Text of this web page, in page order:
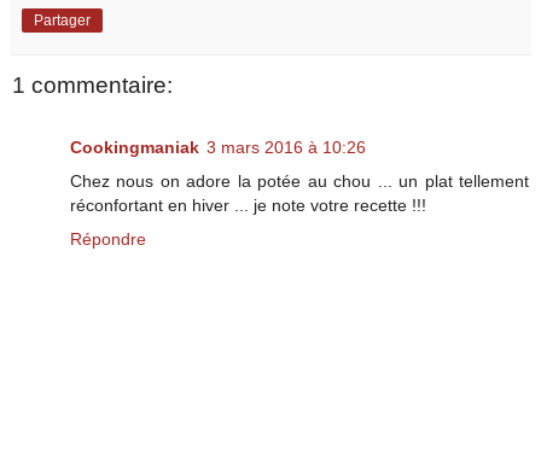
Partager
1 commentaire:
Cookingmaniak 3 mars 2016 à 10:26
Chez nous on adore la potée au chou ... un plat tellement
réconfortant en hiver ... je note votre recette !!!
Répondre